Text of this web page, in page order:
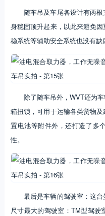
随车吊及车尾各设计有两
身稳固顶升起来，以此来避免
稳系统等辅助安全系统也没有缺
除了随车吊外，WVT还为
箱扭锁，可用于运输各类货物
置电池等附件外，还打造了多
性。
最后是车辆的驾驶室：这
尺寸最大的驾驶室：TM型驾